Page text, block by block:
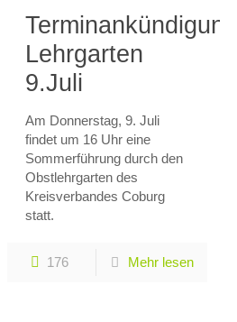
Terminankündigung
Lehrgarten
9.Juli
Am Donnerstag, 9. Juli
findet um 16 Uhr eine
Sommerführung durch den
Obstlehrgarten des
Kreisverbandes Coburg
statt.
176 Mehr lesen